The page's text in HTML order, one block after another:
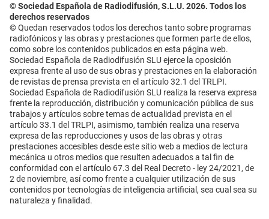
© Sociedad Española de Radiodifusión, S.L.U. 2026. Todos los
derechos reservados
© Quedan reservados todos los derechos tanto sobre programas
radiofónicos y las obras y prestaciones que formen parte de ellos,
como sobre los contenidos publicados en esta página web.
Sociedad Española de Radiodifusión SLU ejerce la oposición
expresa frente al uso de sus obras y prestaciones en la elaboración
de revistas de prensa prevista en el artículo 32.1 del TRLPI.
Sociedad Española de Radiodifusión SLU realiza la reserva expresa
frente la reproducción, distribución y comunicación pública de sus
trabajos y artículos sobre temas de actualidad prevista en el
artículo 33.1 del TRLPI, asimismo, también realiza una reserva
expresa de las reproducciones y usos de las obras y otras
prestaciones accesibles desde este sitio web a medios de lectura
mecánica u otros medios que resulten adecuados a tal fin de
conformidad con el artículo 67.3 del Real Decreto - ley 24/2021, de
2 de noviembre, así como frente a cualquier utilización de sus
contenidos por tecnologías de inteligencia artificial, sea cual sea su
naturaleza y finalidad.